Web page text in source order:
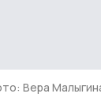
Вера